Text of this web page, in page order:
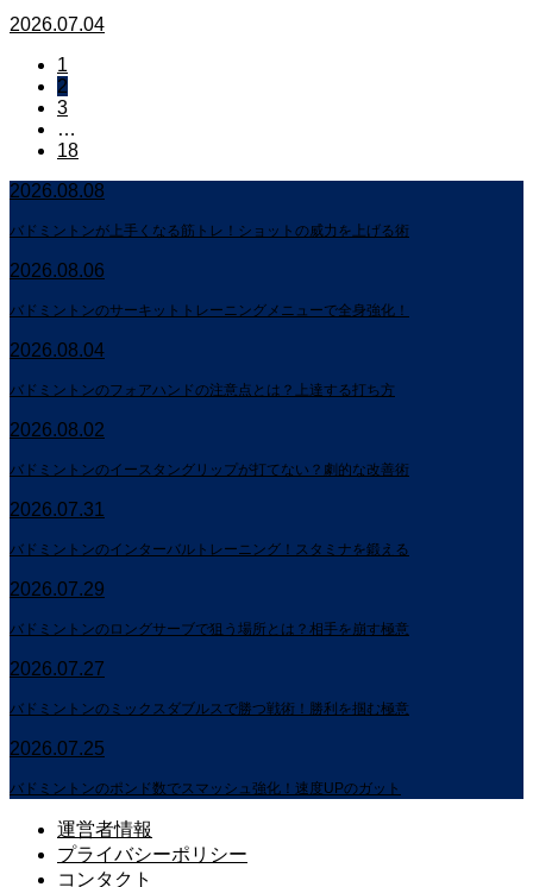
2026.07.04
1
2
3
…
18
2026.08.08
バドミントンが上手くなる筋トレ！ショットの威力を上げる術
2026.08.06
バドミントンのサーキットトレーニングメニューで全身強化！
2026.08.04
バドミントンのフォアハンドの注意点とは？上達する打ち方
2026.08.02
バドミントンのイースタングリップが打てない？劇的な改善術
2026.07.31
バドミントンのインターバルトレーニング！スタミナを鍛える
2026.07.29
バドミントンのロングサーブで狙う場所とは？相手を崩す極意
2026.07.27
バドミントンのミックスダブルスで勝つ戦術！勝利を掴む極意
2026.07.25
バドミントンのポンド数でスマッシュ強化！速度UPのガット
運営者情報
プライバシーポリシー
コンタクト